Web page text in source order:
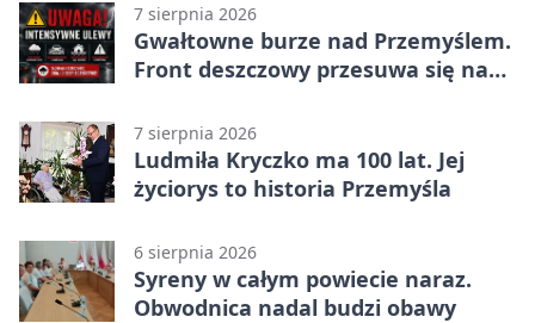
7 sierpnia 2026
Gwałtowne burze nad Przemyślem.
Front deszczowy przesuwa się na
7 sierpnia 2026
Ludmiła Kryczko ma 100 lat. Jej
życiorys to historia Przemyśla
6 sierpnia 2026
Syreny w całym powiecie naraz.
Obwodnica nadal budzi obawy